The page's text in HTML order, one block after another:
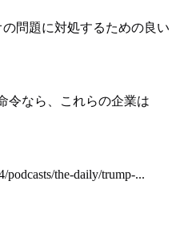
問題に対処するための良い
令なら、これらの企業は
the-daily/trump-...